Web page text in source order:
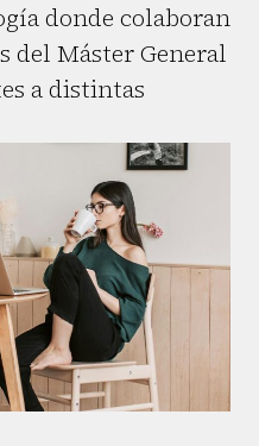
donde colaboran
del Máster General
a distintas